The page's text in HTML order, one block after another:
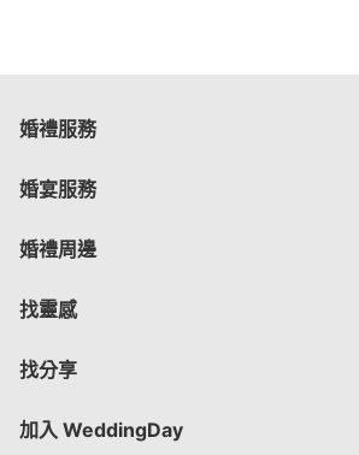
婚禮服務
婚宴服務
婚禮周邊
找靈感
找分享
加入 WeddingDay